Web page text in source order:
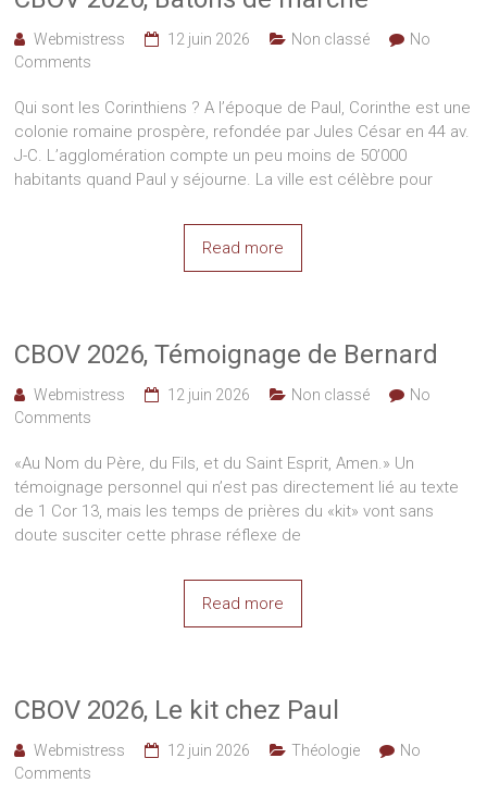
Webmistress 12 juin 2026 Non classé
No
Comments
Qui sont les Corinthiens ? A l’époque de Paul, Corinthe est une
colonie romaine prospère, refondée par Jules César en 44 av.
J-C. L’agglomération compte un peu moins de 50’000
habitants quand Paul y séjourne. La ville est célèbre pour
Read more
CBOV 2026, Témoignage de Bernard
Webmistress 12 juin 2026 Non classé
No
Comments
«Au Nom du Père, du Fils, et du Saint Esprit, Amen.» Un
témoignage personnel qui n’est pas directement lié au texte
de 1 Cor 13, mais les temps de prières du «kit» vont sans
doute susciter cette phrase réflexe de
Read more
CBOV 2026, Le kit chez Paul
Webmistress 12 juin 2026 Théologie
No
Comments